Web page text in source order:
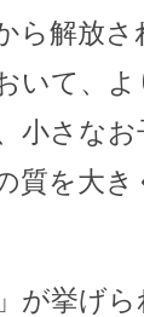
ら解放
いて、
小さな
質を大
が挙げ